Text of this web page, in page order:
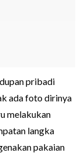
pribadi
ada foto dirinya
melakukan
langka
pakaian